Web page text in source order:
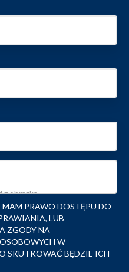
PRAWO DOSTĘPU DO
LUB
ZGODY NA
W
SKUTKOWAĆ BĘDZIE ICH